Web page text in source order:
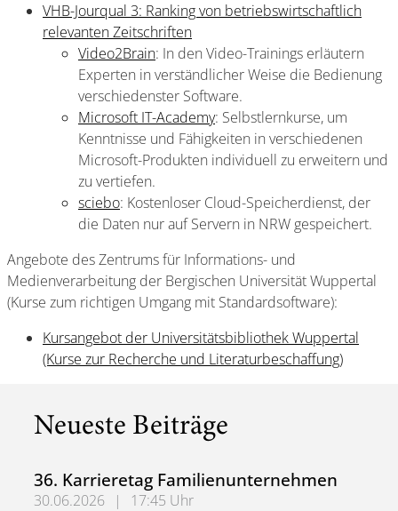
VHB-Jourqual 3: Ranking von betriebswirtschaftlich
relevanten Zeitschriften
Video2Brain: In den Video-Trainings erläutern
Experten in verständlicher Weise die Bedienung
verschiedenster Software.
Microsoft IT-Academy: Selbstlernkurse, um
Kenntnisse und Fähigkeiten in verschiedenen
Microsoft-Produkten individuell zu erweitern und
zu vertiefen.
sciebo: Kostenloser Cloud-Speicherdienst, der
die Daten nur auf Servern in NRW gespeichert.
Angebote des Zentrums für Informations- und
Medienverarbeitung der Bergischen Universität Wuppertal
(Kurse zum richtigen Umgang mit Standardsoftware):
Kursangebot der Universitätsbibliothek Wuppertal
(Kurse zur Recherche und Literaturbeschaffung)
Neueste Beiträge
36. Karrieretag Familienunternehmen
30.06.2026 |
17:45 Uhr